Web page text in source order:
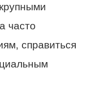
часто
справиться